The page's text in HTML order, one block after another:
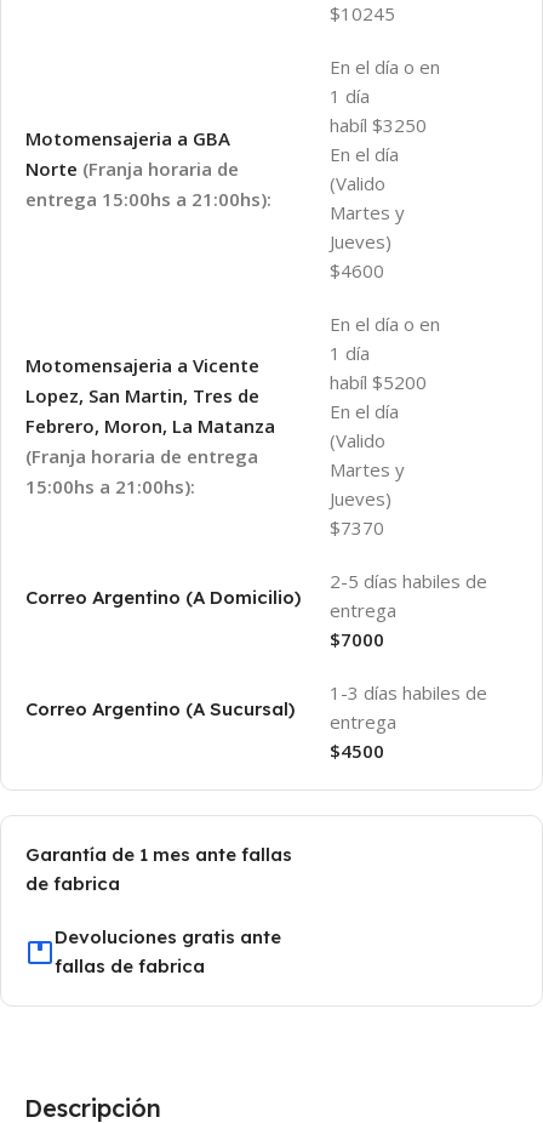
$10245
Motomensajeria a GBA
Norte (Franja horaria de
entrega 15:00hs a 21:00hs):
En el día o en
1 día
habíl $3250
En el día
(Valido
Martes y
Jueves)
$4600
Motomensajeria a Vicente
Lopez, San Martin, Tres de
Febrero, Moron, La Matanza
(Franja horaria de entrega
15:00hs a 21:00hs):
En el día o en
1 día
habíl $5200
En el día
(Valido
Martes y
Jueves)
$7370
Correo Argentino (A Domicilio)
2-5 días habiles de
entrega
$7000
Correo Argentino (A Sucursal)
1-3 días habiles de
entrega
$4500
Garantía de 1 mes ante fallas
de fabrica
Devoluciones gratis ante
fallas de fabrica
Descripción